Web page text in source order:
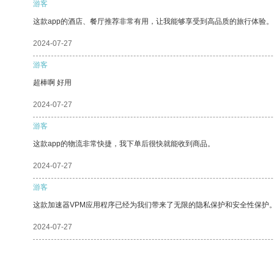
游客
这款app的酒店、餐厅推荐非常有用，让我能够享受到高品质的旅行体验。
2024-07-27
游客
超棒啊 好用
2024-07-27
游客
这款app的物流非常快捷，我下单后很快就能收到商品。
2024-07-27
游客
这款加速器VPM应用程序已经为我们带来了无限的隐私保护和安全性保护
2024-07-27